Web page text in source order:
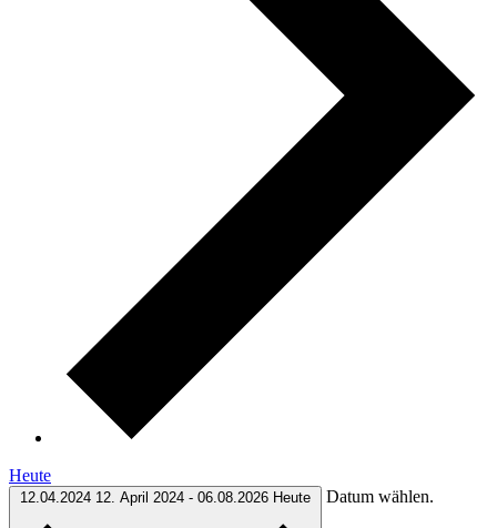
Heute
12.04.2024 12. April 2024 - 06.08.2026 Heute Datum wählen.